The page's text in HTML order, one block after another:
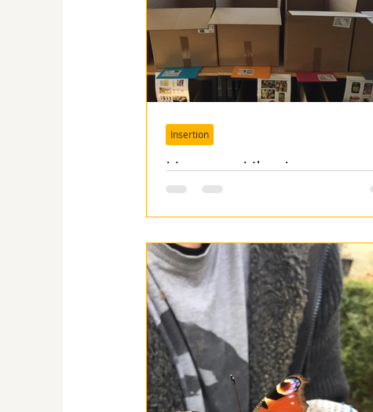
Urgence Ukraine : un
camion pour Vinnytsia
Insertion